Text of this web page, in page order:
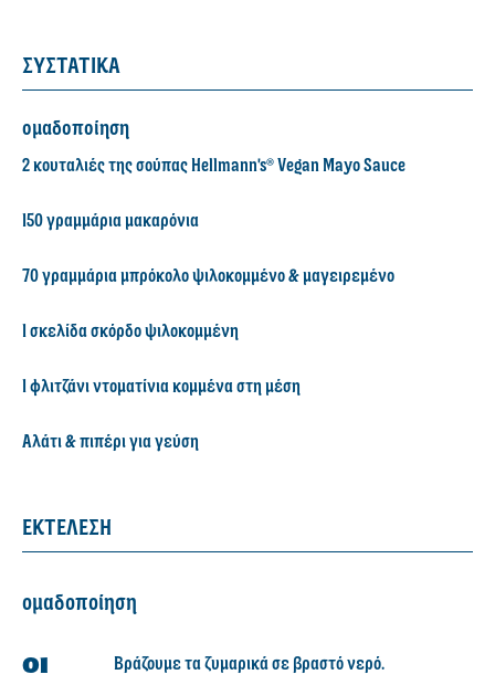
ΣΥΣΤΑΤΙΚΑ
ομαδοποίηση
2 κουταλιές της σούπας Hellmann's® Vegan Mayo Sauce
150 γραμμάρια μακαρόνια
70 γραμμάρια μπρόκολο ψιλοκομμένο & μαγειρεμένο
1 σκελίδα σκόρδο ψιλοκομμένη
1 φλιτζάνι ντοματίνια κομμένα στη μέση
Αλάτι & πιπέρι για γεύση
ΕΚΤΕΛΕΣΗ
ομαδοποίηση
Βράζουμε τα ζυμαρικά σε βραστό νερό.